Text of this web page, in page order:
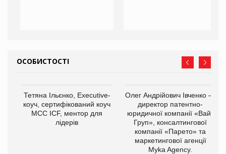
ОСОБИСТОСТІ
Тетяна Ільєнко, Executive-
коуч, сертифікований коуч
МСС ICF, ментор для
лідерів
Олег Андрійович Івченко —
директор патентно-
юридичної компанії «Вайз
Груп», консалтингової
компанії «Парето» та
маркетингової агенції
Myka Agency.